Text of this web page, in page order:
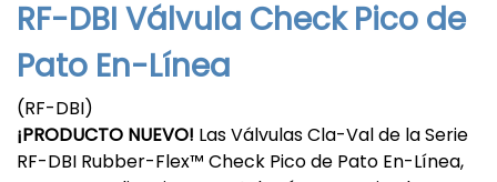
RF-DBI Válvula Check Pico de
Pato En-Línea
(RF-DBI)
¡PRODUCTO NUEVO! Las Válvulas Cla-Val de la Serie
RF-DBI Rubber-Flex™ Check Pico de Pato En-Línea,